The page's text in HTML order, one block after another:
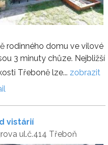
rodinného domu ve vilové
3 minuty chůze. Nejbližší
Třeboně lze... zobrazit
vistárií
ul.č.414 Třeboň